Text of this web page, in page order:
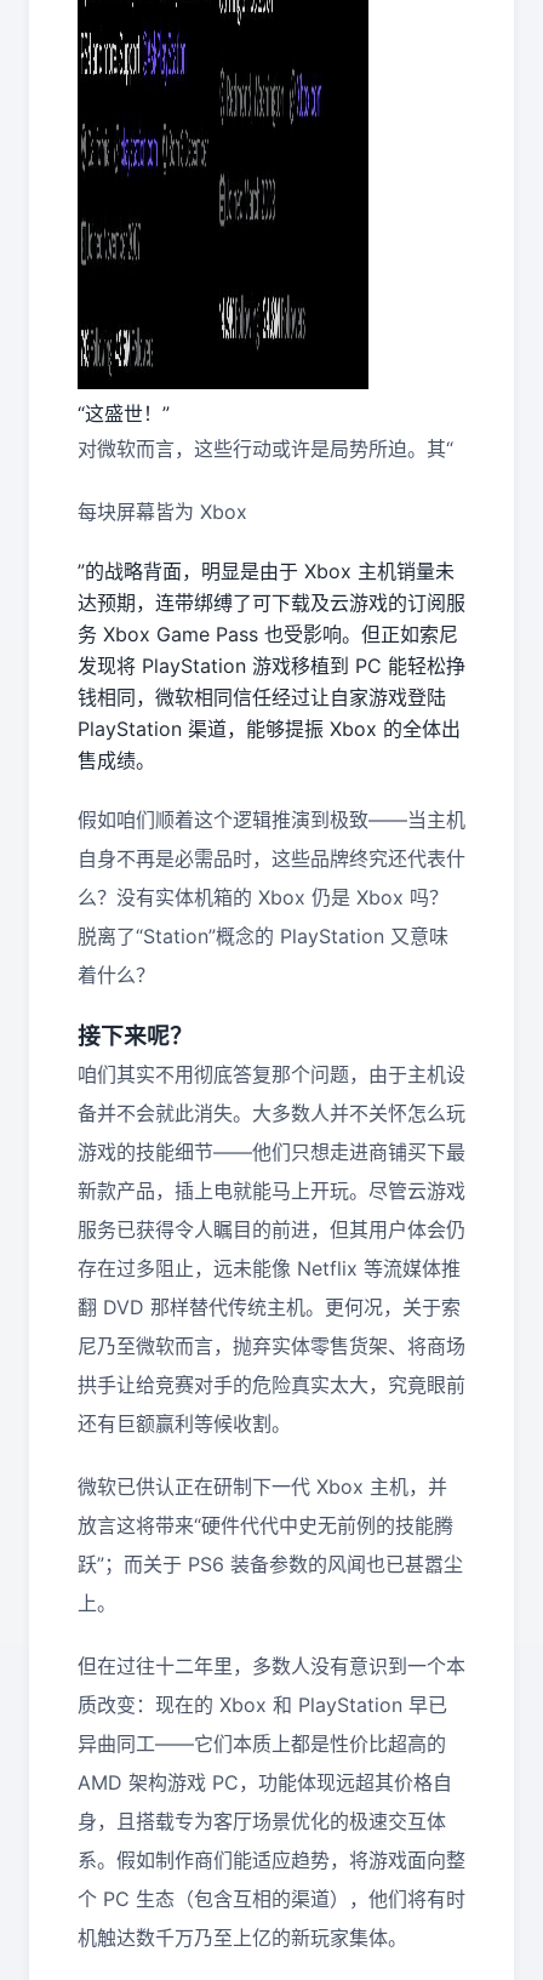
“这盛世！”
对微软而言，这些行动或许是局势所迫。其“
每块屏幕皆为 Xbox
”的战略背面，明显是由于 Xbox 主机销量未
达预期，连带绑缚了可下载及云游戏的订阅服
务 Xbox Game Pass 也受影响。但正如索尼
发现将 PlayStation 游戏移植到 PC 能轻松挣
钱相同，微软相同信任经过让自家游戏登陆
PlayStation 渠道，能够提振 Xbox 的全体出
售成绩。
假如咱们顺着这个逻辑推演到极致——当主机
自身不再是必需品时，这些品牌终究还代表什
么？没有实体机箱的 Xbox 仍是 Xbox 吗？
脱离了“Station”概念的 PlayStation 又意味
着什么？
接下来呢？
咱们其实不用彻底答复那个问题，由于主机设
备并不会就此消失。大多数人并不关怀怎么玩
游戏的技能细节——他们只想走进商铺买下最
新款产品，插上电就能马上开玩。尽管云游戏
服务已获得令人瞩目的前进，但其用户体会仍
存在过多阻止，远未能像 Netflix 等流媒体推
翻 DVD 那样替代传统主机。更何况，关于索
尼乃至微软而言，抛弃实体零售货架、将商场
拱手让给竞赛对手的危险真实太大，究竟眼前
还有巨额赢利等候收割。
微软已供认正在研制下一代 Xbox 主机，并
放言这将带来“硬件代代中史无前例的技能腾
跃”；而关于 PS6 装备参数的风闻也已甚嚣尘
上。
但在过往十二年里，多数人没有意识到一个本
质改变：现在的 Xbox 和 PlayStation 早已
异曲同工——它们本质上都是性价比超高的
AMD 架构游戏 PC，功能体现远超其价格自
身，且搭载专为客厅场景优化的极速交互体
系。假如制作商们能适应趋势，将游戏面向整
个 PC 生态（包含互相的渠道），他们将有时
机触达数千万乃至上亿的新玩家集体。